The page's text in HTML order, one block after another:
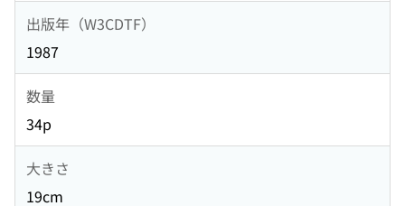
出版年（W3CDTF）
1987
数量
34p
大きさ
19cm